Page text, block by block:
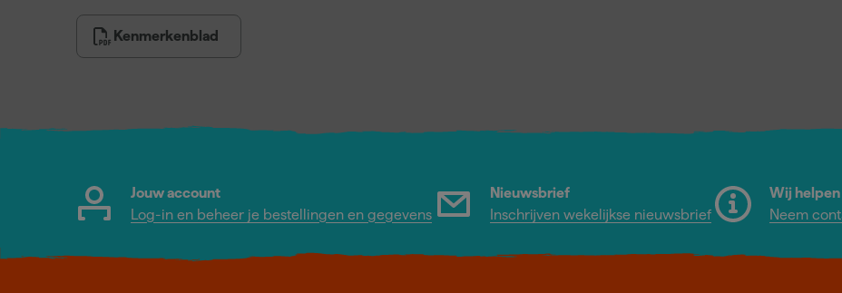
Kenmerkenblad
Jouw account
Log-in en beheer je bestellingen en gegevens
Nieuwsbrief
Inschrijven wekelijkse nieuwsbrief
Wij helpen
Neem